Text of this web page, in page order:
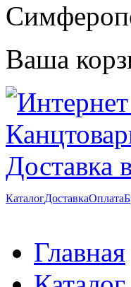
Ваша
КаталогДоставкаОплата
Главная